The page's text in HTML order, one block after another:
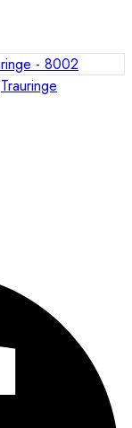
Trauringe